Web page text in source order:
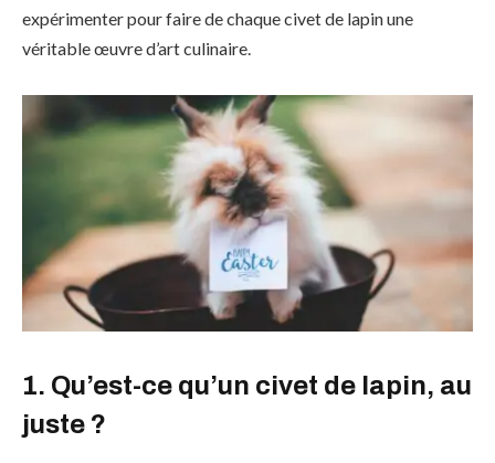
expérimenter pour faire de chaque civet de lapin une
véritable œuvre d’art culinaire.
1. Qu’est-ce qu’un civet de lapin, au
juste ?